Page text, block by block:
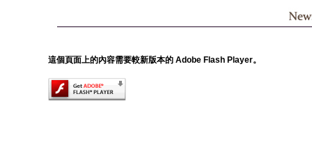
這個頁面上的內容需要較新版本的 Adobe Flash Player。